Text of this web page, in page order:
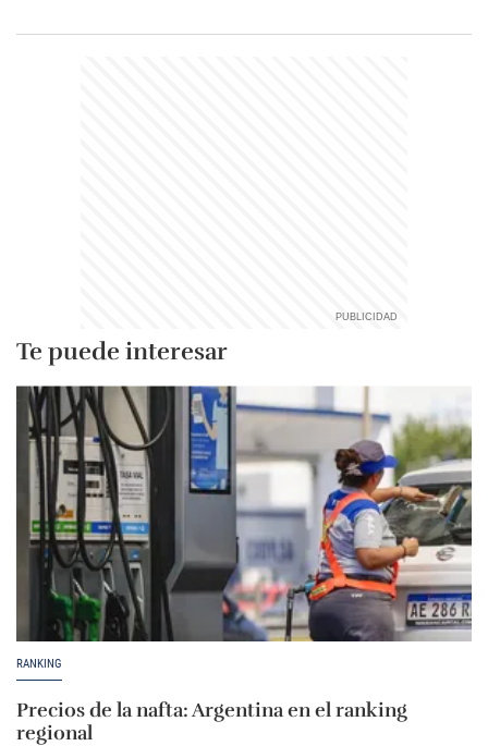
Te puede interesar
RANKING
Precios de la nafta: Argentina en el ranking
regional